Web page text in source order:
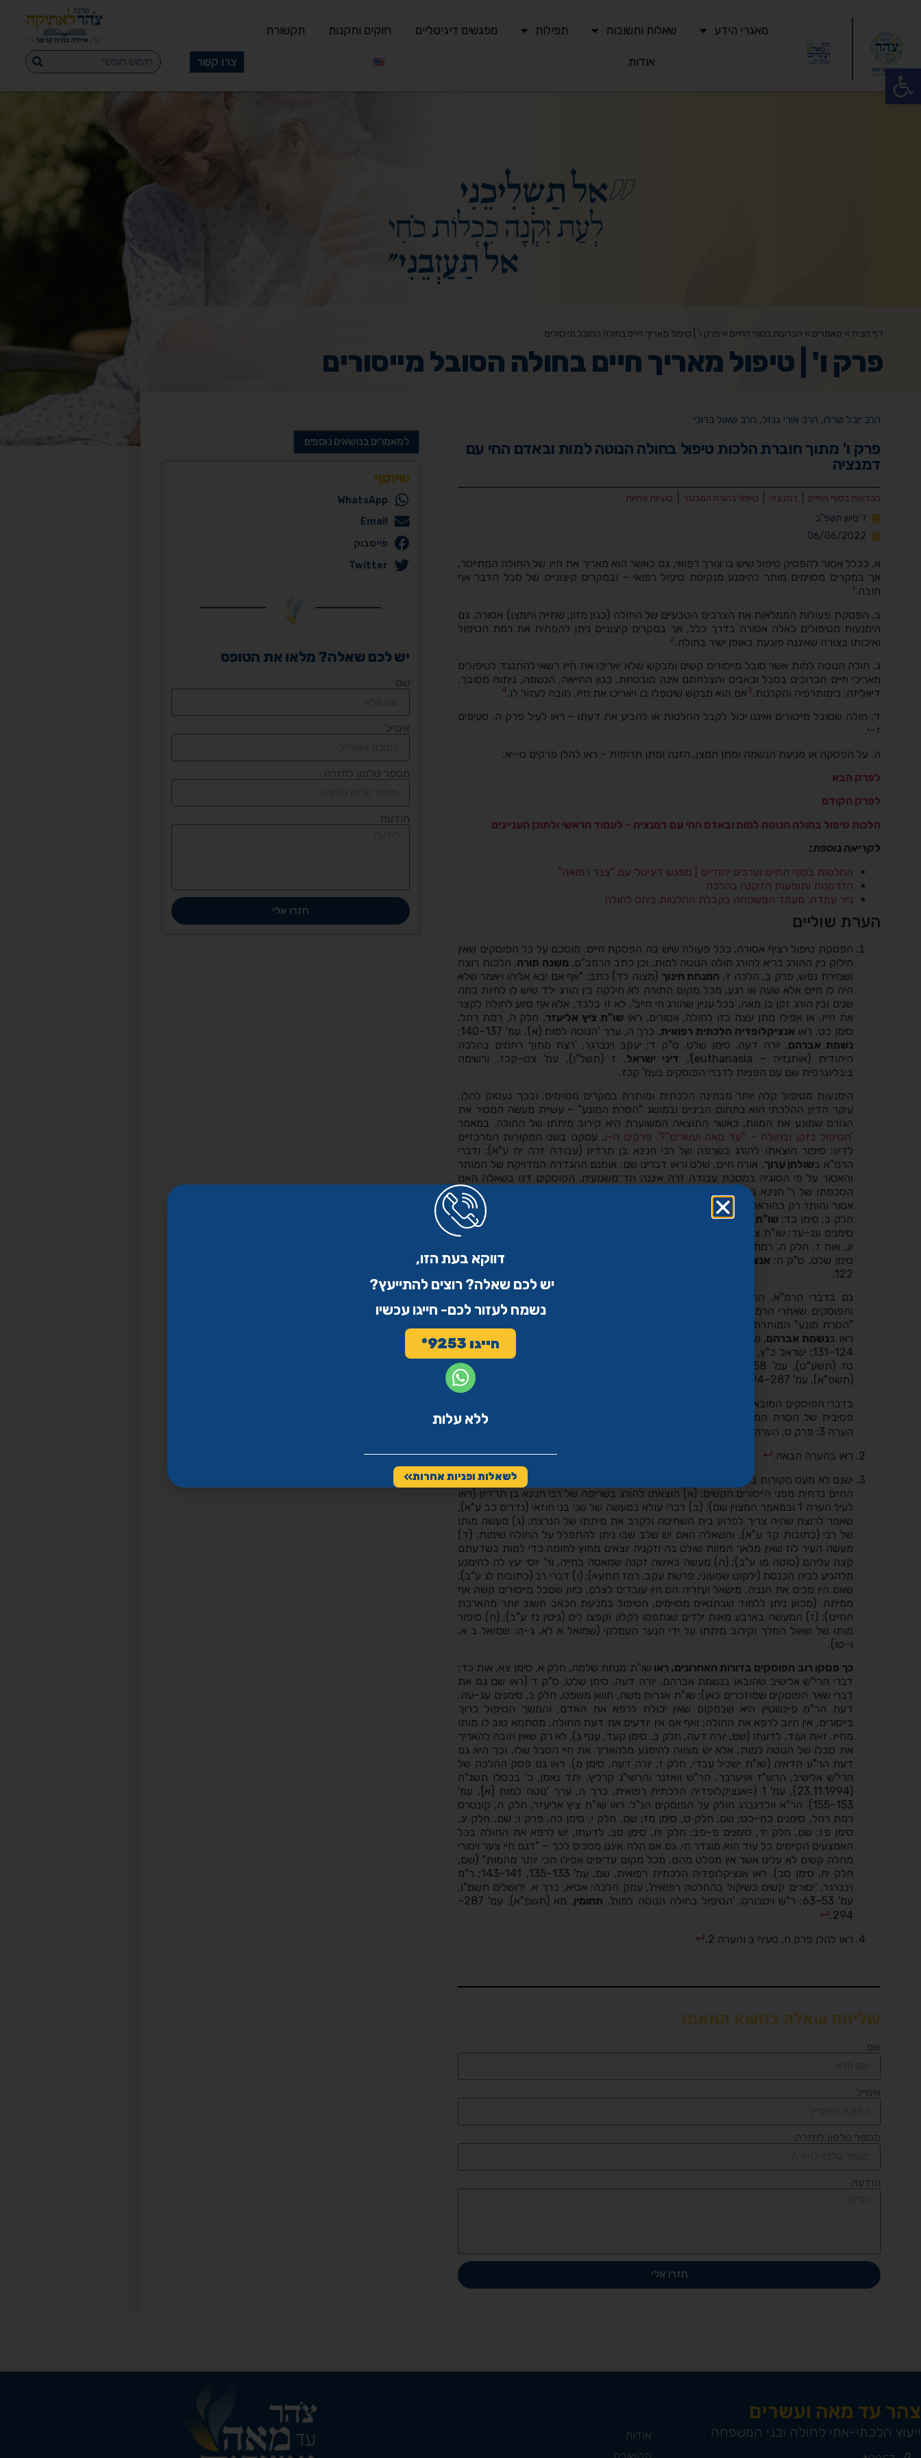
פתח סרגל נגישות
מאגרי הידע שאלות ותשובות תפילות מפגשים דיגיטליים חוקים ותקנות תקשורת
אודות צרו קשר
דף הבית » מאמרים » הכרעות בסוף החיים » פרק ו' | טיפול מאריך חיים בחולה הסובל מייסורים
פרק ו' | טיפול מאריך חיים בחולה הסובל מייסורים
הרב יובל שרלו, הרב אורי גנזל, הרב שאול ברוכי
פרק ו' מתוך חוברת הלכות טיפול בחולה הנוטה למות ובאדם החי עם
דמנציה
הכרעות בסוף החיים דמנציה טיפול בהורה המבוגר
סוגיות אתיות
ז' סיוון תשפ"ב
06/06/2022
א. ככלל אסור להפסיק טיפול שיש בו צורך רפואי, גם כאשר הוא מאריך את חייו של החולה המתייסר,
אך במקרים מסוימים מותר להימנע מנקיטת טיפול רפואי – ובמקרים קיצוניים של סבל הדבר אף
חובה.1
ב. הפסקת פעולות הממלאות את הצרכים הטבעיים של החולה (כגון מזון, שתייה וחמצן) אסורה. גם
הימנעות מטיפולים כאלה אסורה בדרך כלל, אך במקרים קיצוניים ניתן להפחית את רמת הטיפול
ואיכותו בצורה שאיננה פוגעת באופן ישיר בחולה.2
ג. חולה הנוטה למות אשר סובל מייסורים קשים ומבקש שלא יאריכו את חייו רשאי להתנגד לטיפולים
מאריכי חיים הכרוכים בסבל וכאבים והצלחתם אינה מובטחת, כגון החייאה, הנשמה, ניתוח מסובך,
דיאליזה, כימותרפיה והקרנות.3אם הוא מבקש שיטפלו בו ויאריכו את חייו, חובה לעזור לו.4
ד. חולה שסובל מייסורים ואיננו יכול לקבל החלטות או להביע את דעתו – ראו לעיל פרק ה, סעיפים
ז–י.
ה. על הפסקה או מניעת הנשמה ומתן חמצן, הזנה ומתן תרופות – ראו להלן פרקים ט–יא.
לפרק הבא
לפרק הקודם
הלכות טיפול בחולה הנוטה למות ובאדם החי עם דמנציה – לעמוד הראשי ולתוכן העניינים
לקריאה נוספת:
החלטות בסוף החיים וערכים יהודיים | מפגש דיגיטלי עם "צבר רפואה"
הזדקנות ותופעות הזיקנה בהלכה
נייר עמדה: מעמד המשפחה בקבלת החלטות ביחס לחולה
הערת שוליים
הפסקת טיפול רציף אסורה, ככל פעולה שיש בה הפסקת חיים. מוסכם על כל הפוסקים שאין
חילוק בין ההורג בריא להורג חולה הנוטה למות, וכן כתב הרמב"ם, משנה תורה, הלכות רוצח
ושמירת נפש, פרק ב, הלכה ז. המנחת חינוך (מצוה לד) כתב: "אף אם יבא אליהו ויאמר שלא
היה לו חיים אלא שעה או רגע, מכל מקום התורה לא חילקה בין הורג ילד שיש לו לחיות כמה
שנים ובין הורג זקן בן מאה, בכל עניין שהורג חי חייב". לא זו בלבד, אלא אף סיוע לחולה לקצר
את חייו, או אפילו מתן עצה כזו לחולה, אסורים, ראו שו"ת ציץ אליעזר, חלק ה, רמת רחל,
סימן כט. ראו אנציקלופדיה הלכתית רפואית, כרך ה, ערך 'הנוטה למות (א)', עמ' 137–140;
נשמת אברהם, יורה דעה, סימן שלט, ס"ק ד; יעקב וינברגר, 'רצח מתוך רחמים בהלכה
היהודית (אותנזיה – euthanasia)',
דיני ישראל, ז (תשל"ו), עמ' צט–קכז, ורשימה
ביבליוגרפית שם עם הפניות לדברי הפוסקים בעמ' קכז.
הימנעות מטיפול קלה יותר מבחינה הלכתית ומותרת במקרים מסוימים, ובכך נעסוק להלן.
עיקר הדיון ההלכתי הוא בתחום הביניים ובמושג "הסרת המונע" – עשיית מעשה המסיר את
הגורם שמונע את המוות, כאשר התוצאה המשוערת היא קירוב מיתתו של החולה. במאמר
'הטיפול בזקן ובחולה – "עד מאה ועשרים"?', פרקים ה-ו, עסקנו בשני המקורות המרכזיים
לדיון: סיפור הוצאתו להורג בשרֵפה של רבי חנינא בן תרדיון (עבודה זרה יח ע"א); ודברי
הרמ"א בשולחן ערוך, אורח חיים, שלט וראו דברינו שם. אומנם ההגדרה המדויקת של המותר
והאסור על פי הסוגיה במסכת עבודה זרה איננה חד־משמעית. הפוסקים דנו בשאלה האם
הסכמתו של ר' חנינא בן תרדיון להסרת הספוגים הותרה משום הסרת המונע או שהמעשה
אסור והותר רק כהוראת שעה או מכיוון שהעושה איננו יהודי. ראו
, יורה דעה,
חלק ב, סימן כד; שו"ת אגרות משה
, יורה דעה, חלק ב, סימן קעד; שם, חושן משפט, חלק ב,
סימנים עג–עד; שו"ת ציץ אליעזר, חלק יח, סימן מח, אותיות א–ב (וראו עוד שם, חלק ד, סימן
יג, אות ז; חלק ה, רמת רחל, סימן כט, אות ב; חלק יז, סימן עב);
סימן שלט, ס"ק ח; אנציקלופדיה הלכתית רפואית
, כרך ה, ערך 'נוטה למות (א)', עמ' 121–
122.
גם בדברי הרמ"א, ההבחנה בין פעולה אקטיבית לפסיבית אינה קלה במצבים גבוליים,
והפוסקים שאחרי הרמ"א דנו בהגדרת פעולה ישירה האסורה בכל מקרה ומה כלול בגדר
"הסרת מונע" המותרת במצבים מסוימים. לסיכום ההגדרות ההלכתיות של "הסרת המונע"
ראו בנשמת אברהם, שם;
, כרך ה, ערך 'נוטה למות (א)', עמ'
124–131; ישראל כ"ץ, 'דין "מסיר המונע" – ממקורותיו של דין הגוסס ועד ימינו',
ספר אסיא,
טז (תשע"ט), עמ' 258–267; ר"ש ויסבורט, 'הטיפול בחולה הנוטה למות', תחומין, מא
(תשפ"א), עמ' 287–294.
פסיבית של הסרת המונע המותרות לבין פעולה אקטיבית שאסורה. כך גם להלן פרק ח,
הערה 3; פרק ט, הערה 1.
ראו בהערה הבאה.
ישנם לא מעט מקורות בתלמוד, במדרש ובתנ"ך, המשמשים בסיס לפסיקה שהחובה לשמירת
החיים נדחית מפני הייסורים הקשים: (א) הוצאתו להורג בשריפה של רבי חנינא בן תרדיון (ראו
לעיל הערה 1 ובמאמר המצוין שם); (ב) דברי עולא במעשה של שני בני חוזאי (נדרים כב ע"א),
שאמר לרוצח שהיה צריך לפרוע בית השחיטה ולקרב את מיתתו של הנרצח; (ג) מעשה מותו
של רבי (כתובות קד ע"א), והשאלה האם יש שלב שבו ניתן להתפלל על החולה שימות; (ד)
מעשה העיר לוז שאין מלאך המוות שולט בה וזקניה יוצאים מחוץ לחומה כדי למות כשדעתם
קצה עליהם (סוטה מו ע"ב); (ה) מעשה באישה זקנה שמאסה בחייה, ור' יוסי יעץ לה להימנע
מלהגיע לבית הכנסת (ילקוט שמעוני, פרשת עקב, רמז תתעא); (ו) דברי רב (כתובות לג ע"ב),
שאם היו מכים את חנניה, מישאל ועזריה הם היו עובדים לצלם, כיוון שסבל מייסורים קשה אף
ממיתה. (מכאן ניתן ללמוד שבתנאים מסוימים, הטיפול במניעת הכאב חשוב יותר מהארכת
החיים); (ז) המעשה בארבע מאות ילדים שנתפסו לקלון וקפצו לים (גיטין נז ע"ב); (ח) סיפור
מותו של שאול המלך וקירוב מיתתו על ידי הנער העמלקי (שמואל א לא, ג–ה; שמואל ב א,
ו–טו).
כך פסקו רוב הפוסקים בדורות האחרונים. ראו שו"ת מנחת שלמה, חלק א, סימן צא, אות כד;
דברי הרי"ש אלישיב שהובאו בנשמת אברהם, יורה דעה, סימן שלט, ס"ק ד (ראו שם גם את
דברי שאר הפוסקים שמוזכרים כאן); שו"ת אגרות משה, חושן משפט, חלק ב, סימנים עג–עה.
דעת הר"מ פיינשטיין היא שבמקום שאין יכולת לרפא את האדם, והמשך הטיפול כרוך
בייסורים, אין חיוב לרפא את החולה; ואף אם אין יודעים את דעת החולה, מסתמא טוב לו מותו
מחייו. זאת ועוד, לדעתו (שם, יורה דעה, חלק ב, סימן קעד, ענף ג), לא רק שאין חובה להאריך
את סבלו של הנוטה למות, אלא יש מצווה להימנע מלהאריך את חיי הסבל שלו, וכך היא גם
דעת הר"ע הדאיה (שו"ת ישכיל עבדי, חלק ז, יורה דעה, סימן מ). ראו גם פסק ההלכה של
הרי"ש אלישיב, הרש"ז אויערבך, הר"ש וואזנר והרשי"נ קרליץ, יתד נאמן, כ' בכסלו תשנ"ה
(23.11.1994), עמ' 1 (=אנציקלופדיה הלכתית רפואית, כרך ה, ערך 'נוטה למות [א]', עמ'
153–155). הר"א וולדנברג חולק על הפוסקים הנ"ל. ראו שו"ת ציץ אליעזר, חלק ה, קונטרס
רמת רחל, סימנים כח–כט; שם, חלק ט, סימן מז; שם, חלק י, סימן כה, פרק ו; שם, חלק יג,
סימן פז; שם, חלק יד, סימנים פ–פב; חלק יח, סימן סב. לדעתו, יש לרפא את החולה בכל
האמצעים הקיימים כל עוד הוא מוגדר חי, גם אם הלה איננו מסכים לכך – "דגם חיי צער ויסורי
מחלה קשים לא עלינו אשר אין מפלט מהם, מכל מקום עדיפים אפילו הכי יותר מהמות" (שם,
חלק יח, סימן סב). ראו אנציקלופדיה הלכתית רפואית, שם, עמ' 133–135, 141–143; ר"מ
וינברגר, 'יסורים קשים כשיקול בהחלטה רפואית', עמק הלכה: אסיא, כרך א, ירושלים תשמ"ו,
עמ' 53–63; ר"ש ויסבורט, 'הטיפול בחולה הנוטה למות',
תחומין
, מא (תשפ"א), עמ' 287–
294.
ראו להלן פרק ח, סעיף ב והערה 2.
שליחת שאלה בנושא המאמר
שם
אימייל
מספר טלפון לחזרה
הודעה
חזרו אלי
למאמרים בנושאים נוספים
שיתוף
WhatsApp
Email
פייסבוק
Twitter
יש לכם שאלה? מלאו את הטופס
שם
אימייל
מספר טלפון לחזרה
הודעה
חזרו אלי
צהר עד מאה ועשרים
ייעוץ הלכתי-אתי לחולה ובני המשפחה
אודות
דווקא בעת הזו,
יש לכם שאלה? רוצים להתייעץ?
נשמח לעזור לכם- חייגו עכשיו
חייגו 9253*
ללא עלות
לשאלות ופניות אחרות